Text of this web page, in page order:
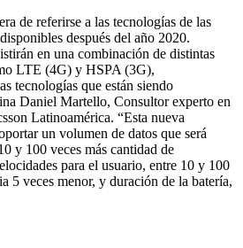
de referirse a las tecnologías de las
después del año 2020.
en una combinación de distintas
LTE (4G) y HSPA (3G),
tecnologías que están siendo
Daniel Martello, Consultor experto en
Latinoamérica. “Esta nueva
un volumen de datos que será
y 100 veces más cantidad de
para el usuario, entre 10 y 100
5 veces menor, y duración de la batería,